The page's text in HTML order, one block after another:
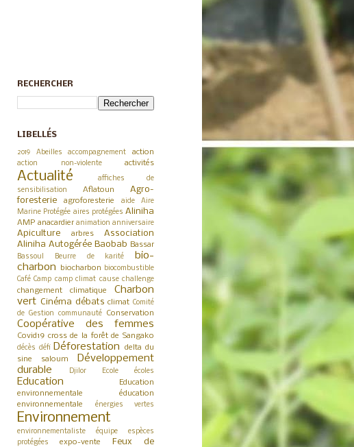
RECHERCHER
LIBELLÉS
2019 Abeilles accompagnement action
action non-violente activités
Actualité
affiches de
sensibilisation
Aflatoun
Agro-
foresterie
agroforesterie aide
Aire
Marine Protégée aires protégées Aliniha
AMP anacardier animation anniversaire
Apiculture arbres
Association
Aliniha Autogérée Baobab Bassar
Bassoul Beurre de karité
bio-
charbon
biocharbon biocombustible
Café Camp camp climat cause challenge
changement climatique
Charbon
vert Cinéma débats climat Comité
de Gestion
communauté Conservation
Coopérative des femmes
Covid19 cross de la forêt de Sangako
décès défi Déforestation
delta du
sine saloum
Développement
durable
Djilor Ecole écoles
Education
Education
environnementale
éducation
environnementale
énergies vertes
Environnement
environnementaliste équipe
espèces
protégées
expo-vente
Feux de